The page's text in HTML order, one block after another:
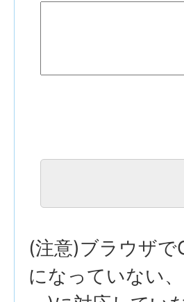
(注意)ブラウザ
になっていない